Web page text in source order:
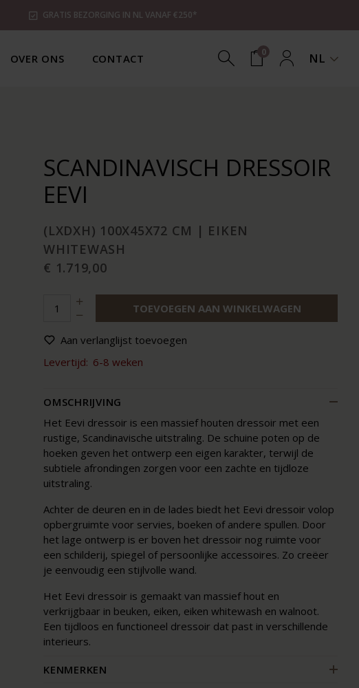
GRATIS BEZORGING IN NL VANAF €250*
OVER ONS CONTACT 0 NL
SCANDINAVISCH DRESSOIR
EEVI
(LXDXH) 100X45X72 CM | EIKEN
WHITEWASH
€ 1.719,00
TOEVOEGEN AAN WINKELWAGEN
Aan verlanglijst toevoegen
Levertijd: 6-8 weken
OMSCHRIJVING
Het Eevi dressoir is een massief houten dressoir met een
rustige, Scandinavische uitstraling. De schuine poten op de
hoeken geven het ontwerp een eigen karakter, terwijl de
subtiele afrondingen zorgen voor een zachte en tijdloze
uitstraling.
Achter de deuren en in de lades biedt het Eevi dressoir volop
opbergruimte voor servies, boeken of andere spullen. Door
het lage ontwerp is er boven het dressoir nog ruimte voor
een schilderij, spiegel of persoonlijke accessoires. Zo creëer
je eenvoudig een stijlvolle wand.
Het Eevi dressoir is gemaakt van massief hout en
verkrijgbaar in beuken, eiken, eiken whitewash en walnoot.
Een tijdloos en functioneel dressoir dat past in verschillende
interieurs.
KENMERKEN